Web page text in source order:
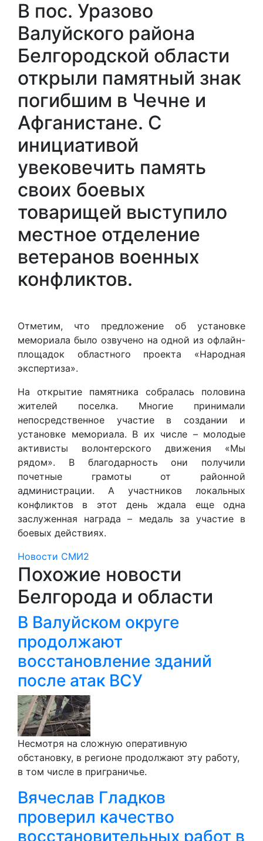
В пос. Уразово
Валуйского района
Белгородской области
открыли памятный знак
погибшим в Чечне и
Афганистане. С
инициативой
увековечить память
своих боевых
товарищей выступило
местное отделение
ветеранов военных
конфликтов.
Отметим, что предложение об установке
мемориала было озвучено на одной из офлайн-
площадок областного проекта «Народная
экспертиза».
На открытие памятника собралась половина
жителей поселка. Многие принимали
непосредственное участие в создании и
установке мемориала. В их числе – молодые
активисты волонтерского движения «Мы
рядом». В благодарность они получили
почетные грамоты от районной
администрации. А участников локальных
конфликтов в этот день ждала еще одна
заслуженная награда – медаль за участие в
боевых действиях.
Новости СМИ2
Похожие новости
Белгорода и области
В Валуйском округе
продолжают
восстановление зданий
после атак ВСУ
Несмотря на сложную оперативную
обстановку, в регионе продолжают эту работу,
в том числе в приграничье.
Вячеслав Гладков
проверил качество
восстановительных работ в